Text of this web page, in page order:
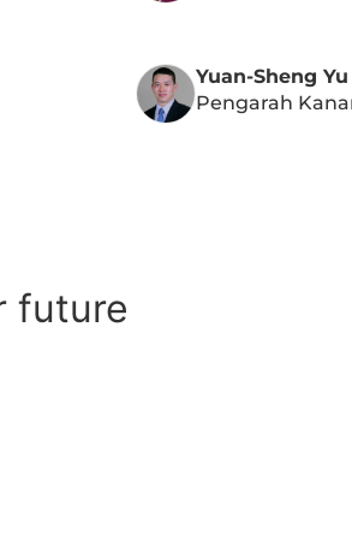
Yuan-Sheng Yu
Pengarah
future